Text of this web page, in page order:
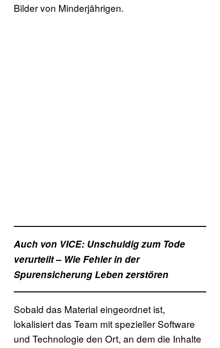
Bilder von Minderjährigen.
Auch von VICE: Unschuldig zum Tode
verurteilt – Wie Fehler in der
Spurensicherung Leben zerstören
Sobald das Material eingeordnet ist,
lokalisiert das Team mit spezieller Software
und Technologie den Ort, an dem die Inhalte